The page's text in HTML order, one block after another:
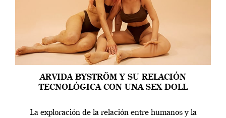
ARVIDA BYSTRÖM Y SU RELACIÓN
TECNOLÓGICA CON UNA SEX DOLL
La exploración de la relación entre humanos y la